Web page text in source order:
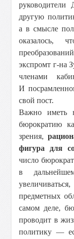
руководители
другую
а в смысле
оказалось,
экспромт г-на
членами
И
свой пост.
Важно иметь
бюрократию
зрения,
фигура для
число
в
предметных
самом деле,
проводит в
политику —